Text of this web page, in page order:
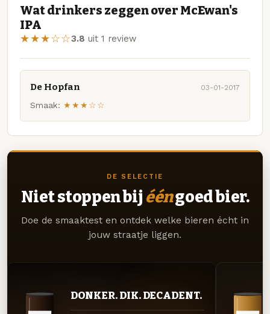
Wat drinkers zeggen over McEwan's
IPA
★★★☆☆3.8 uit 1 review
De Hopfan 03-01-2017
Smaak: ★★★☆☆
DE SELECTIE
Niet stoppen bij ééngoed bier.
Doe de smaaktest en ontdek welke bieren écht in
jouw straatje liggen.
DONKER. DIK. DECADENT.